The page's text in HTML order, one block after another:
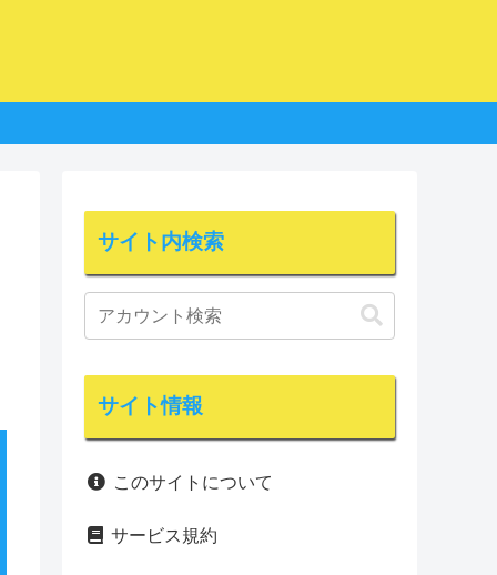
サイト内検索
サイト情報
このサイトについて
サービス規約